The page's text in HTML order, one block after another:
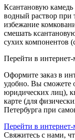
Ксантановую
водный раствор
избежание
смешать
сухих компонентов
Перейти в
Оформите заказ в
удобно. Вы сможете
юридических лиц),
карте (для
Петербурга при
Перейти в
Свяжитесь с нами,